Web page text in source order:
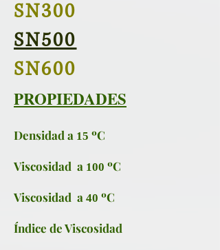
SN300
SN500
SN600
PROPIEDADES
Densidad a 15 ºC
Viscosidad a 100 ºC
Viscosidad a 40 ºC
Índice de Viscosidad